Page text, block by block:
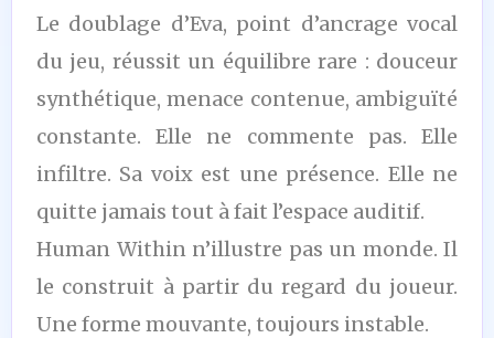
Le doublage d’Eva, point d’ancrage vocal
du jeu, réussit un équilibre rare : douceur
synthétique, menace contenue, ambiguïté
constante. Elle ne commente pas. Elle
infiltre. Sa voix est une présence. Elle ne
quitte jamais tout à fait l’espace auditif.
Human Within n’illustre pas un monde. Il
le construit à partir du regard du joueur.
Une forme mouvante, toujours instable.